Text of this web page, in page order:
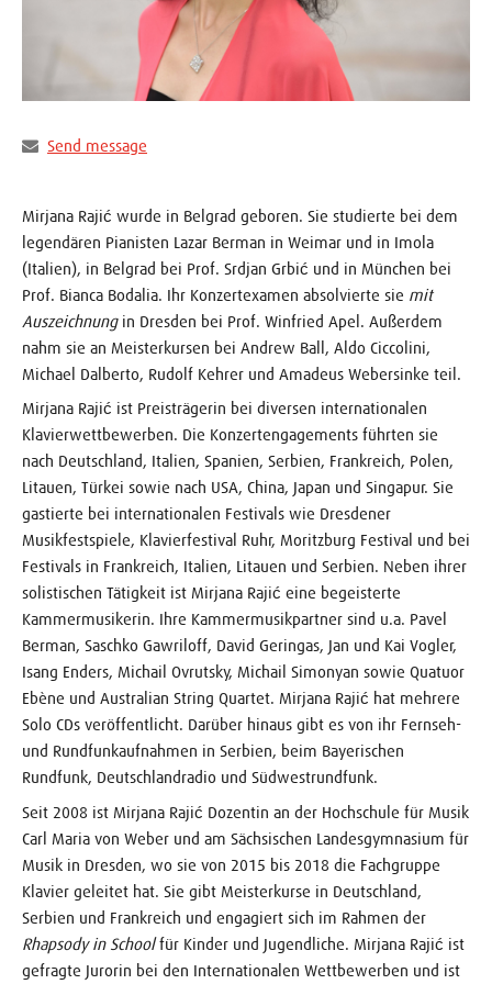
Send message
Mirjana Rajić wurde in Belgrad geboren. Sie studierte bei dem
legendären Pianisten Lazar Berman in Weimar und in Imola
(Italien), in Belgrad bei Prof. Srdjan Grbić und in München bei
Prof. Bianca Bodalia. Ihr Konzertexamen absolvierte sie mit
Auszeichnung in Dresden bei Prof. Winfried Apel. Außerdem
nahm sie an Meisterkursen bei Andrew Ball, Aldo Ciccolini,
Michael Dalberto, Rudolf Kehrer und Amadeus Webersinke teil.
Mirjana Rajić ist Preisträgerin bei diversen internationalen
Klavierwettbewerben. Die Konzertengagements führten sie
nach Deutschland, Italien, Spanien, Serbien, Frankreich, Polen,
Litauen, Türkei sowie nach USA, China, Japan und Singapur. Sie
gastierte bei internationalen Festivals wie Dresdener
Musikfestspiele, Klavierfestival Ruhr, Moritzburg Festival und bei
Festivals in Frankreich, Italien, Litauen und Serbien. Neben ihrer
solistischen Tätigkeit ist Mirjana Rajić eine begeisterte
Kammermusikerin. Ihre Kammermusikpartner sind u.a. Pavel
Berman, Saschko Gawriloff, David Geringas, Jan und Kai Vogler,
Isang Enders, Michail Ovrutsky, Michail Simonyan sowie Quatuor
Ebène und Australian String Quartet. Mirjana Rajić hat mehrere
Solo CDs veröffentlicht. Darüber hinaus gibt es von ihr Fernseh-
und Rundfunkaufnahmen in Serbien, beim Bayerischen
Rundfunk, Deutschlandradio und Südwestrundfunk.
Seit 2008 ist Mirjana Rajić Dozentin an der Hochschule für Musik
Carl Maria von Weber und am Sächsischen Landesgymnasium für
Musik in Dresden, wo sie von 2015 bis 2018 die Fachgruppe
Klavier geleitet hat. Sie gibt Meisterkurse in Deutschland,
Serbien und Frankreich und engagiert sich im Rahmen der
Rhapsody in Schoolfür Kinder und Jugendliche. Mirjana Rajić ist
gefragte Jurorin bei den Internationalen Wettbewerben und ist